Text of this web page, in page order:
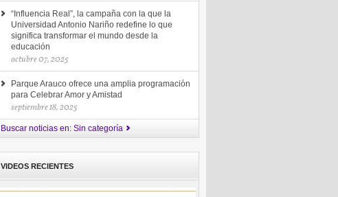
“Influencia Real”, la campaña con la que la
Universidad Antonio Nariño redefine lo que
significa transformar el mundo desde la
educación
octubre 07, 2025
Parque Arauco ofrece una amplia programación
para Celebrar Amor y Amistad
septiembre 18, 2025
Buscar noticias en: Sin categoría
VIDEOS RECIENTES